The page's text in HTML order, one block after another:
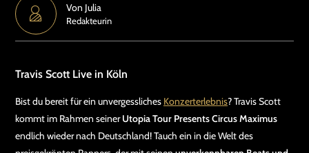
Travis Scott Live in Köln
Bist du bereit für ein unvergessliches Konzerterlebnis? Travis Scott
kommt im Rahmen seinerUtopia Tour Presents Circus Maximus
endlich wieder nach Deutschland! Tauch ein in die Welt des
Von Julia
Redakteurin